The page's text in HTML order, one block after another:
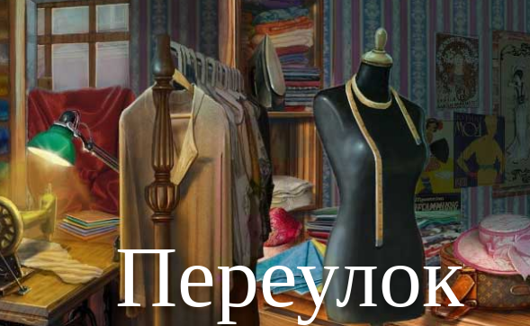
Переулок